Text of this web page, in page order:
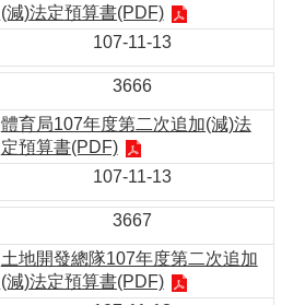
(減)法定預算書(PDF)
107-11-13
3666
體育局107年度第二次追加(減)法
定預算書(PDF)
107-11-13
3667
土地開發總隊107年度第二次追加
(減)法定預算書(PDF)